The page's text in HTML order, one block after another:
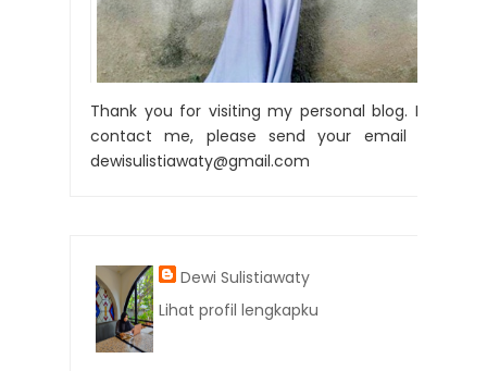
Thank you for visiting my personal blog. For
contact me, please send your email to:
dewisulistiawaty@gmail.com
Dewi Sulistiawaty
Lihat profil lengkapku